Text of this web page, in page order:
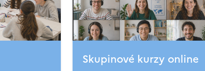
Skupinové kurzy online